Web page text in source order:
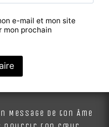
e-mail et mon site
mon prochain
Message de ton Âme